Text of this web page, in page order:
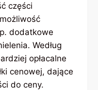
części
dodatkowe
Według
opłacalne
cenowej, dające
do ceny.